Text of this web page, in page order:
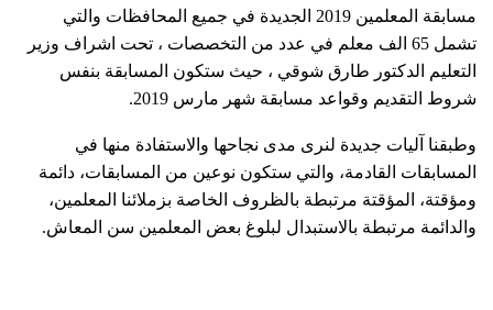
مسابقة المعلمين 2019 الجديدة في جميع المحافظات والتي
تشمل 65 الف معلم في عدد من التخصصات ، تحت اشراف وزير
التعليم الدكتور طارق شوقي ، حيث ستكون المسابقة بنفس
شروط التقديم وقواعد مسابقة شهر مارس 2019.
وطبقنا آليات جديدة لنرى مدى نجاحها والاستفادة منها في
المسابقات القادمة، والتي ستكون نوعين من المسابقات، دائمة
ومؤقتة، المؤقتة مرتبطة بالظروف الخاصة بزملائنا المعلمين،
والدائمة مرتبطة بالاستبدال لبلوغ بعض المعلمين سن المعاش.